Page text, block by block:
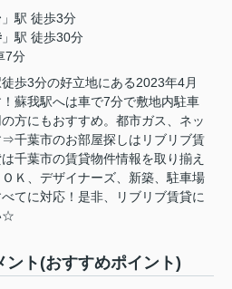
」駅 徒歩3分
」駅 徒歩30分
7分
歩3分の好立地にある2023年4月
蘇我駅へは車で7分で敷地内駐車
方にもおすすめ。都市ガス、ネッ
⇒千葉市のお部屋探しはリブリブ賃
千葉市の賃貸物件情報を取り揃え
Ｋ、デザイナーズ、新築、駐車場
てに対応！是非、リブリブ賃貸に
☆
ト(おすすめポイント)